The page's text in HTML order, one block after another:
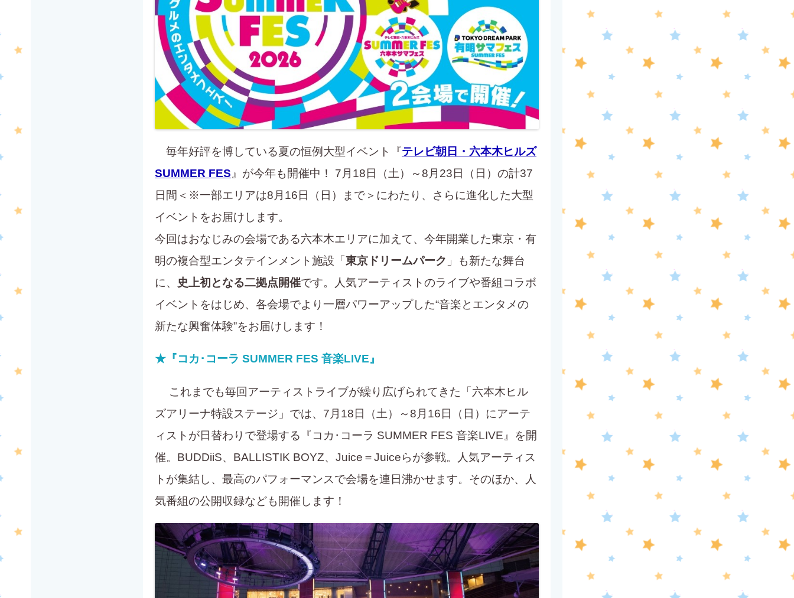
毎年好評を博している夏の恒例大型イベント『テレビ朝日・六本木ヒルズ
SUMMER FES 』が今年も開催中！ 7月18日（土）～8月23日（日）の計37
日間＜※一部エリアは8月16日（日）まで＞にわたり、さらに進化した大型
イベントをお届けします。
今回はおなじみの会場である六本木エリアに加えて、今年開業した東京・有
明の複合型エンタテインメント施設「東京ドリームパーク 」も新たな舞台
に、 史上初となる二拠点開催です。人気アーティストのライブや番組コラボ
イベントをはじめ、各会場でより一層パワーアップした“音楽とエンタメの
新たな興奮体験”をお届けします！
★『コカ･コーラ SUMMER FES 音楽LIVE』
これまでも毎回アーティストライブが繰り広げられてきた「六本木ヒル
ズアリーナ特設ステージ」では、7月18日（土）～8月16日（日）にアーテ
ィストが日替わりで登場する『コカ･コーラ SUMMER FES 音楽LIVE』を開
催。BUDDiiS、BALLISTIK BOYZ、Juice＝Juiceらが参戦。人気アーティス
トが集結し、最高のパフォーマンスで会場を連日沸かせます。そのほか、人
気番組の公開収録なども開催します！
大空港～GATE24～ #3
よる
報道ステーション
11:10
熱闘甲子園 涙は、強さにな
11:40
And One
11:45
アメトーーク! CLUB配信で見
られる懐かし回&傑作回
0:45
見取り図じゃん
1:15
あざとくて何が悪いの? 令和
最新!男女の出会いの場「相席
ラウンジ」に潜入調査!
1:50
テレ朝サマフェスナビ
1:52